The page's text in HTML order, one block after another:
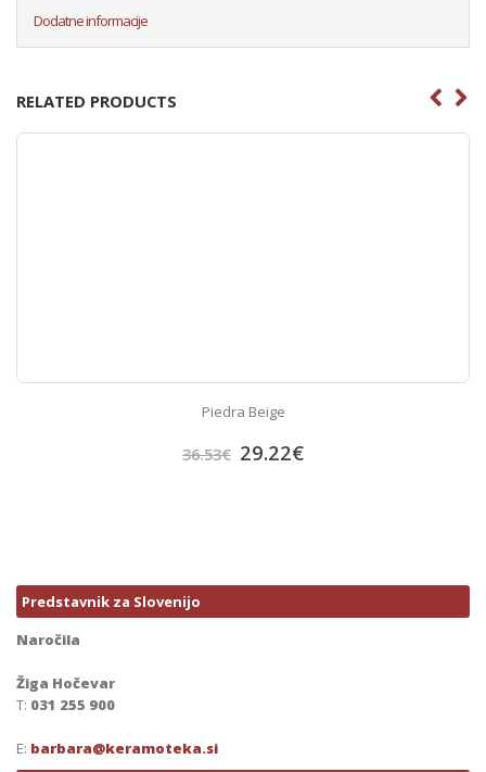
Dodatne informacije
RELATED PRODUCTS
Piedra Beige
36.53€ 29.22€
Predstavnik za Slovenijo
Naročila
Žiga Hočevar
T: 031 255 900
E: barbara@keramoteka.si